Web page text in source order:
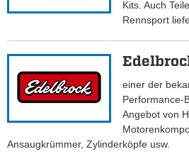
Kits. Auch
Rennsport
einer der
Performance-
Angebot von
Ansaugkrümmer, Zylinderköpfe usw.